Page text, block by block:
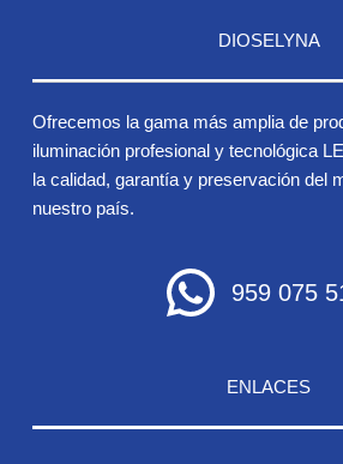
DIOSELYNA
Ofrecemos la gama más amplia de
iluminación profesional y tecnológica
la calidad, garantía y preservación del
nuestro país.
959 075
ENLACES